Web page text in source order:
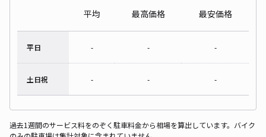
平均 最高価格 最安価格
平日 - - -
土日祝 - - -
過去1週間のサービス料をのぞく駐車料金から相場を算出しています。バイク